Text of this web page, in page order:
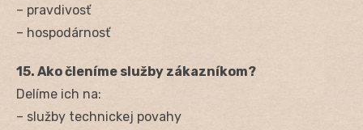
– pravdivosť
– hospodárnosť
15. Ako členíme služby zákazníkom?
Delíme ich na:
– služby technickej povahy